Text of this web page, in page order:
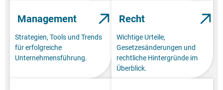
Management
Strategien, Tools und Trends
für erfolgreiche
Unternehmensführung.
Recht
Wichtige Urteile,
Gesetzesänderungen und
rechtliche Hintergründe im
Überblick.